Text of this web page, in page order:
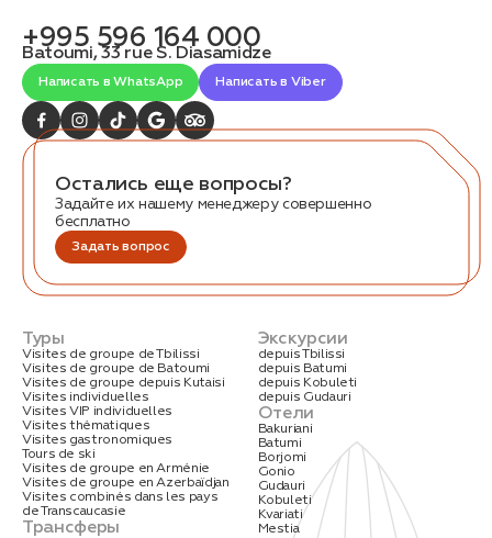
+995 596 164 000
Batoumi, 33 rue S. Diasamidze
Написать в WhatsApp Написать в Viber
Остались еще вопросы?
Задайте их нашему менеджеру совершенно
бесплатно
Задать вопрос
Туры
Visites de groupe de Tbilissi
Visites de groupe de Batoumi
Visites de groupe depuis Kutaisi
Visites individuelles
Visites VIP individuelles
Visites thématiques
Visites gastronomiques
Tours de ski
Visites de groupe en Arménie
Visites de groupe en Azerbaïdjan
Visites combinés dans les pays
de Transcaucasie
Трансферы
Экскурсии
depuis Tbilissi
depuis Batumi
depuis Kobuleti
depuis Gudauri
Отели
Bakuriani
Batumi
Borjomi
Gonio
Gudauri
Kobuleti
Kvariati
Mestia
2. Заполните форму
Заказать трансфер
Нажимая на кнопку, вы соглашаетесь с условиями
Политики конфиденциальности
Заявка успешно
отправлена!